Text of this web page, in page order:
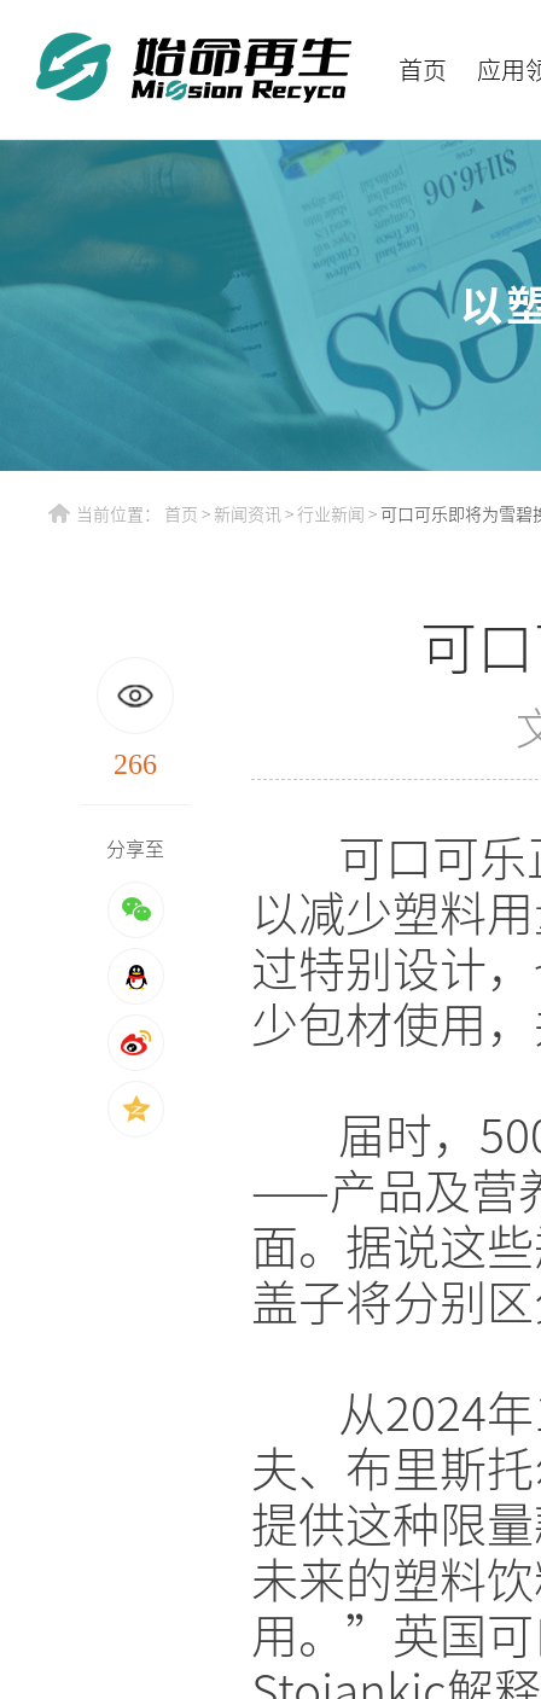
首页 应用
当前位置： 首页 > 新闻资讯> 行业新闻 > 可口可乐即将为雪碧
266
分享至
可
可口可乐
以减少塑料
过特别设计
少包材使用
届时，
——产品及营
面。据说这
盖子将分别
从2024
夫、布里斯
提供这种限
未来的塑料
用。”英国可